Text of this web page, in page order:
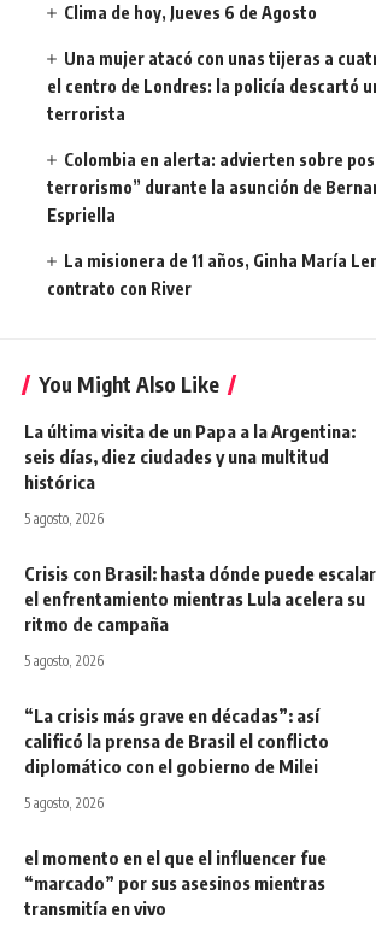
Clima de hoy, Jueves 6 de Agosto
Una mujer atacó con unas tijeras a
el centro de Londres: la policía descartó
terrorista
Colombia en alerta: advierten sobre
terrorismo” durante la asunción de
Espriella
La misionera de 11 años, Ginha María
contrato con River
You Might Also Like
La última visita de un Papa a la Argentina:
seis días, diez ciudades y una multitud
histórica
5 agosto, 2026
Crisis con Brasil: hasta dónde puede escalar
el enfrentamiento mientras Lula acelera su
ritmo de campaña
5 agosto, 2026
“La crisis más grave en décadas”: así
calificó la prensa de Brasil el conflicto
diplomático con el gobierno de Milei
5 agosto, 2026
el momento en el que el influencer fue
“marcado” por sus asesinos mientras
transmitía en vivo